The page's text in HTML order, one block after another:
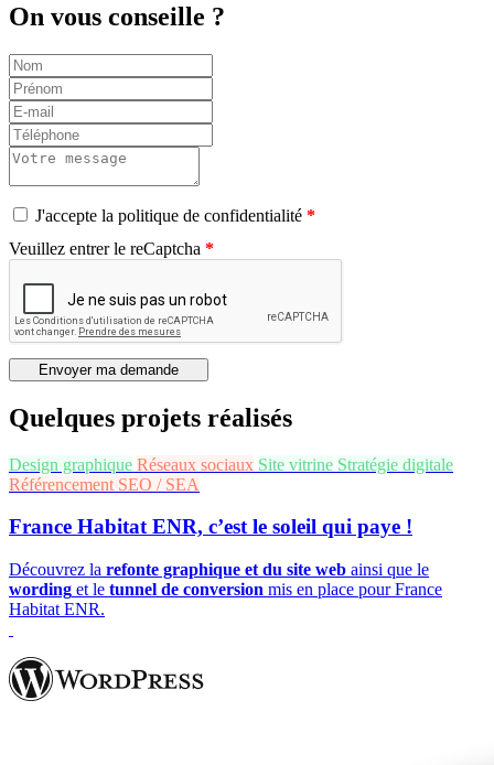
On vous conseille ?
J'accepte la politique de confidentialité
Veuillez entrer le reCaptcha
Envoyer ma demande
Quelques projets réalisés
Design graphique Réseaux sociaux Site vitrine Stratégie digitale
Référencement SEO / SEA
France Habitat ENR, c’est le soleil qui paye !
Découvrez la refonte graphique et du site web ainsi que le
wording et le tunnel de conversion mis en place pour France
Habitat ENR.